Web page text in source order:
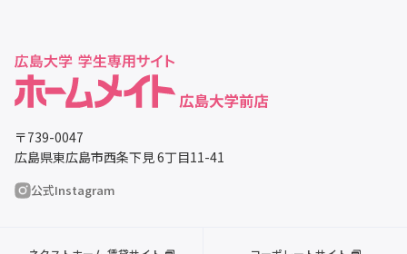
〒739-0047
広島県東広島市西条下見 6丁目11-41
公式Instagram